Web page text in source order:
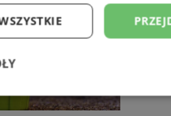
Wydajność